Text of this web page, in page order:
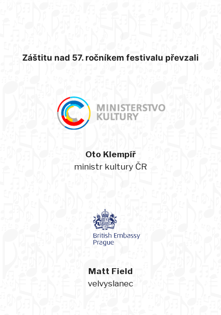
Záštitu nad 57. ročníkem festivalu převzali
Oto Klempíř
ministr kultury ČR
Matt Field
velvyslanec